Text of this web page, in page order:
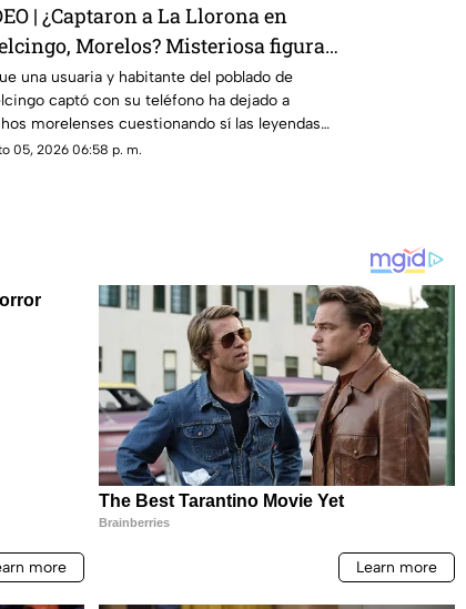
| ¿Captaron a La Llorona en
Morelos? Misteriosa figura y
en Tetelcingo, Morelos,
las redes
una usuaria y habitante del poblado de
captó con su teléfono ha dejado a
morelenses cuestionando sí las leyendas
han contado de generación en generación
05, 2026 06:58 p. m.